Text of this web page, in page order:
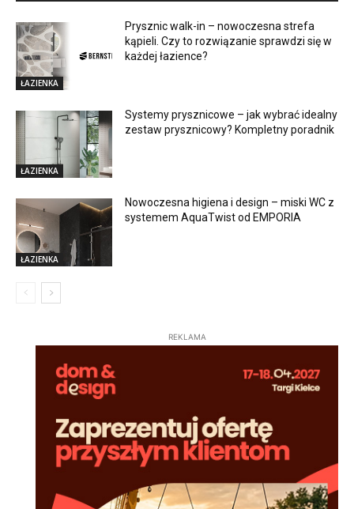
ŁAZIENKA
Prysznic walk-in – nowoczesna strefa
kąpieli. Czy to rozwiązanie sprawdzi się w
każdej łazience?
ŁAZIENKA
Systemy prysznicowe – jak wybrać idealny
zestaw prysznicowy? Kompletny poradnik
ŁAZIENKA
Nowoczesna higiena i design – miski WC z
systemem AquaTwist od EMPORIA
REKLAMA